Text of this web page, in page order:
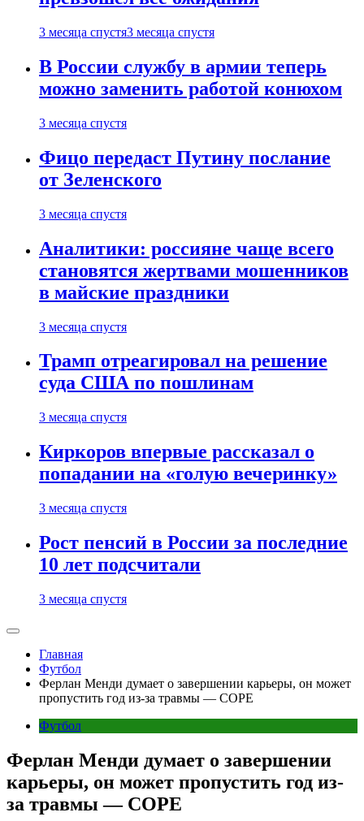
3 месяца спустя3 месяца спустя
В России службу в армии теперь
можно заменить работой конюхом
3 месяца спустя
Фицо передаст Путину послание
от Зеленского
3 месяца спустя
Аналитики: россияне чаще всего
становятся жертвами мошенников
в майские праздники
3 месяца спустя
Трамп отреагировал на решение
суда США по пошлинам
3 месяца спустя
Киркоров впервые рассказал о
попадании на «голую вечеринку»
3 месяца спустя
Рост пенсий в России за последние
10 лет подсчитали
3 месяца спустя
Главная
Футбол
Ферлан Менди думает о завершении карьеры, он может
пропустить год из-за травмы — COPE
Футбол
Ферлан Менди думает о завершении
карьеры, он может пропустить год из-
за травмы — COPE